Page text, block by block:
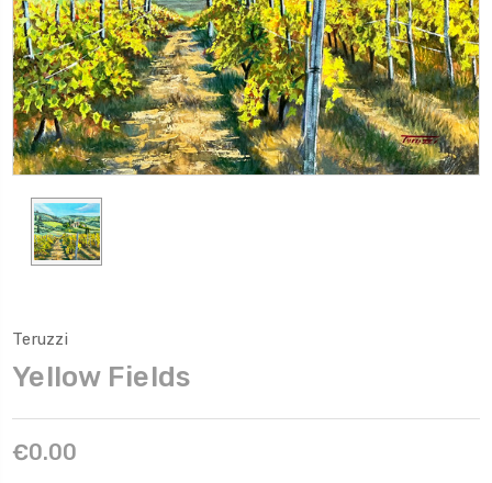
Teruzzi
Yellow Fields
€0.00